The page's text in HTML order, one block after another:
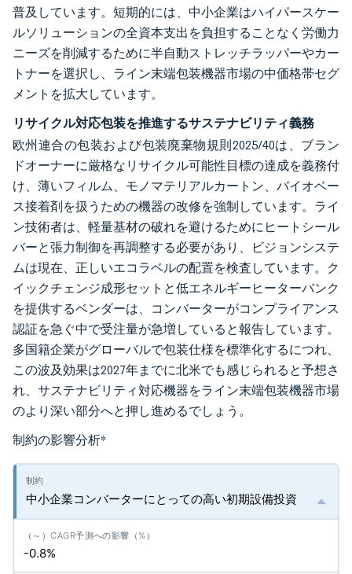
普及しています。短期的には、中小企業はハイパースケー
ルソリューションの全資本支出を負担することなく労働力
ニーズを削減するために半自動ストレッチラッパーやカー
トナーを選択し、ライン末端包装機器市場の中価格帯セグ
メントを拡大しています。
リサイクル対応包装を推進するサステナビリティ義務
欧州連合の包装および包装廃棄物規則2025/40は、ブラン
ドオーナーに厳格なリサイクル可能性目標の達成を義務付
け、薄いフィルム、モノマテリアルカートン、バイオベー
ス接着剤を扱うための機器の改修を強制しています。ライ
ン技術者は、軽量基材の破れを避けるためにヒートシール
バーと張力制御を再調整する必要があり、ビジョンシステ
ムは現在、正しいエコラベルの配置を検査しています。ク
イックチェンジ成形セットと低エネルギーヒーターバンク
を提供するベンダーは、コンバーターがコンプライアンス
認証を急ぐ中で受注量が急増していると報告しています。
多国籍企業がグローバルで包装仕様を標準化するにつれ、
この波及効果は2027年までに北米でも感じられると予想さ
れ、サステナビリティ対応機器をライン末端包装機器市場
のより深い部分へと押し進めるでしょう。
制約の影響分析*
中小企業コンバーターにとっての高い初期設備投資
-0.8%